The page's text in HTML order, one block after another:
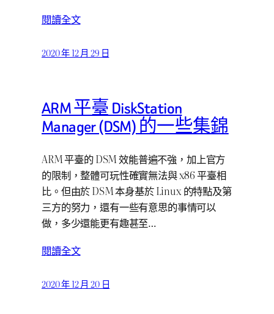
閱讀全文
2020 年 12 月 29 日
ARM 平臺 DiskStation
Manager (DSM) 的一些集錦
ARM 平臺的 DSM 效能普遍不強，加上官方
的限制，整體可玩性確實無法與 x86 平臺相
比。但由於 DSM 本身基於 Linux 的特點及第
三方的努力，還有一些有意思的事情可以
做，多少還能更有趣甚至…
閱讀全文
2020 年 12 月 20 日